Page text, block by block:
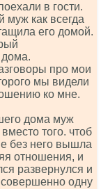
в гости.
муж как всегда
его домой.
дома.
про мои
мы видели
ко мне.
дома муж
того. чтоб
без него вышла
отношения, и
развернулся и
одну